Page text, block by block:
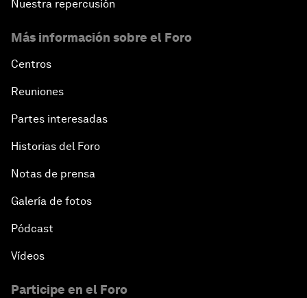
Nuestra repercusión
Más información sobre el Foro
Centros
Reuniones
Partes interesadas
Historias del Foro
Notas de prensa
Galería de fotos
Pódcast
Vídeos
Participe en el Foro